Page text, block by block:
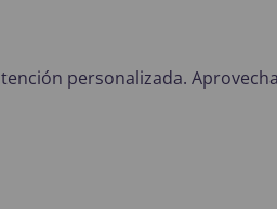
personalizada.